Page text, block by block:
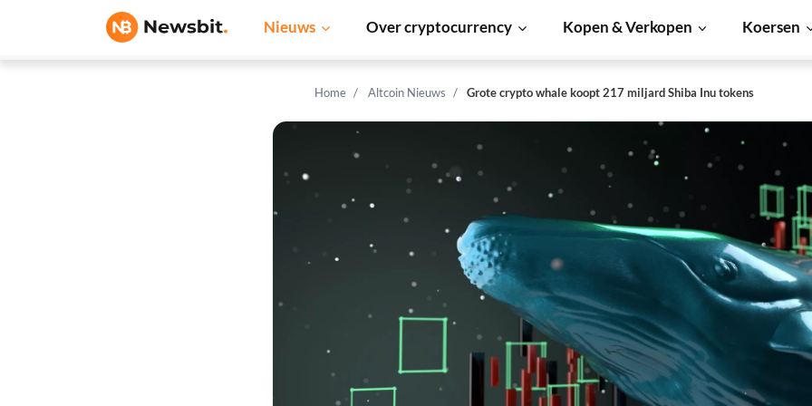
Nieuws Over cryptocurrency Kopen & Verkopen Koersen
Home Altcoin Nieuws Grote crypto whale koopt 217 miljard Shiba Inu tokens